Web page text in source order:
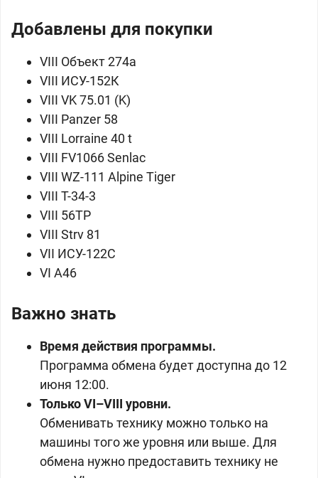
Добавлены для покупки
VIII Объект 274а
VIII ИСУ-152К
VIII VK 75.01 (K)
VIII Panzer 58
VIII Lorraine 40 t
VIII FV1066 Senlac
VIII WZ-111 Alpine Tiger
VIII T-34-3
VIII 56TP
VIII Strv 81
VII ИСУ-122С
VI A46
Важно знать
Время действия программы.
Программа обмена будет доступна до 12
июня 12:00.
Только VI–VIII уровни.
Обменивать технику можно только на
машины того же уровня или выше. Для
обмена нужно предоставить технику не